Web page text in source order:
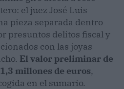
el juez José Luis
pieza separada dentro
presuntos delitos fiscal y
con las joyas
El valor preliminar de
millones de euros,
en el sumario.